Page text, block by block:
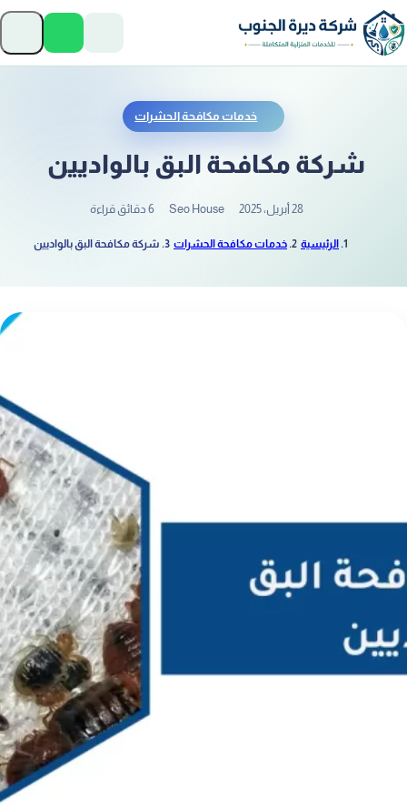
تخطَّ إلى المحتوى
خدمات مكافحة الحشرات
شركة مكافحة البق بالواديين
28 أبريل، 2025 Seo House 6 دقائق قراءة
الرئيسية خدمات مكافحة الحشرات شركة مكافحة البق بالواديين